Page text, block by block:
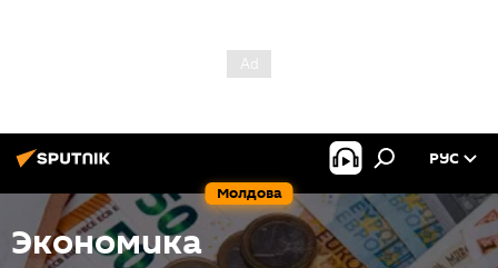
Молдова
РУС
Экономика